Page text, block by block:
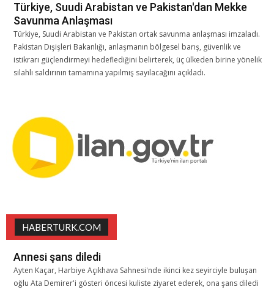
Türkiye, Suudi Arabistan ve Pakistan'dan Mekke
Savunma Anlaşması
Türkiye, Suudi Arabistan ve Pakistan ortak savunma anlaşması imzaladı.
Pakistan Dışişleri Bakanlığı, anlaşmanın bölgesel barış, güvenlik ve
istikrarı güçlendirmeyi hedeflediğini belirterek, üç ülkeden birine yönelik
silahlı saldırının tamamına yapılmış sayılacağını açıkladı.
HABERTURK.COM
Annesi şans diledi
Ayten Kaçar, Harbiye Açıkhava Sahnesi'nde ikinci kez seyirciyle buluşan
oğlu Ata Demirer'i gösteri öncesi kuliste ziyaret ederek, ona şans diledi